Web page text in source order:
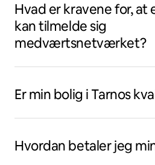
Hvad er kravene for,
kan tilmelde sig
medværtsnetværket?
Er min bolig i Tarnos
Hvordan betaler jeg